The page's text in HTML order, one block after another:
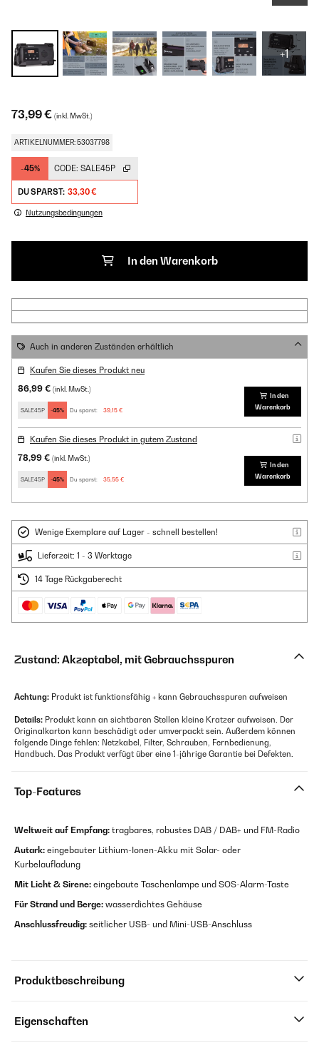
+1
73,99 € (inkl. MwSt.)
ARTIKELNUMMER: 53037798
-45% CODE: SALE45P
DU SPARST: 33,30 €
Nutzungsbedingungen
In den Warenkorb
Auch in anderen Zuständen erhältlich
Kaufen Sie dieses Produkt neu
86,99 € (inkl. MwSt.)
SALE45P -45% Du sparst: 39,15 €
In den
Warenkorb
Kaufen Sie dieses Produkt in gutem Zustand
78,99 € (inkl. MwSt.)
SALE45P -45% Du sparst: 35,55 €
In den
Warenkorb
Wenige Exemplare auf Lager - schnell bestellen!
Lieferzeit: 1 - 3 Werktage
14 Tage Rückgaberecht
Zustand: Akzeptabel, mit Gebrauchsspuren
Achtung: Produkt ist funktionsfähig + kann Gebrauchsspuren aufweisen
Details: Produkt kann an sichtbaren Stellen kleine Kratzer aufweisen. Der
Originalkarton kann beschädigt oder umverpackt sein. Außerdem können
folgende Dinge fehlen: Netzkabel, Filter, Schrauben, Fernbedienung,
Handbuch. Das Produkt verfügt über eine 1-jährige Garantie bei Defekten.
Top-Features
Weltweit auf Empfang: tragbares, robustes DAB / DAB+ und FM-Radio
Autark: eingebauter Lithium-Ionen-Akku mit Solar- oder
Kurbelaufladung
Mit Licht & Sirene: eingebaute Taschenlampe und SOS-Alarm-Taste
Für Strand und Berge: wasserdichtes Gehäuse
Anschlussfreudig: seitlicher USB- und Mini-USB-Anschluss
Produktbeschreibung
Eigenschaften